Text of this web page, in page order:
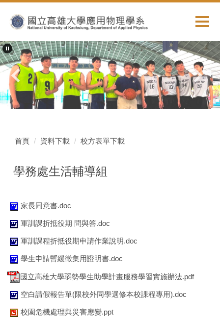
到
要
內
容
區
首頁 資料下載 校方表單下載
學務處生活輔導組
家長同意書.doc
軍訓課折抵役期 問與答.doc
軍訓課程折抵役期申請作業說明.doc
學生申請暫緩徵集用證明書.doc
國立高雄大學弱勢學生助學計畫服務學習實施辦法.pdf
空白請假報告單(限校外同學選修本校課程專用).doc
校園危機處理與災害應變.ppt